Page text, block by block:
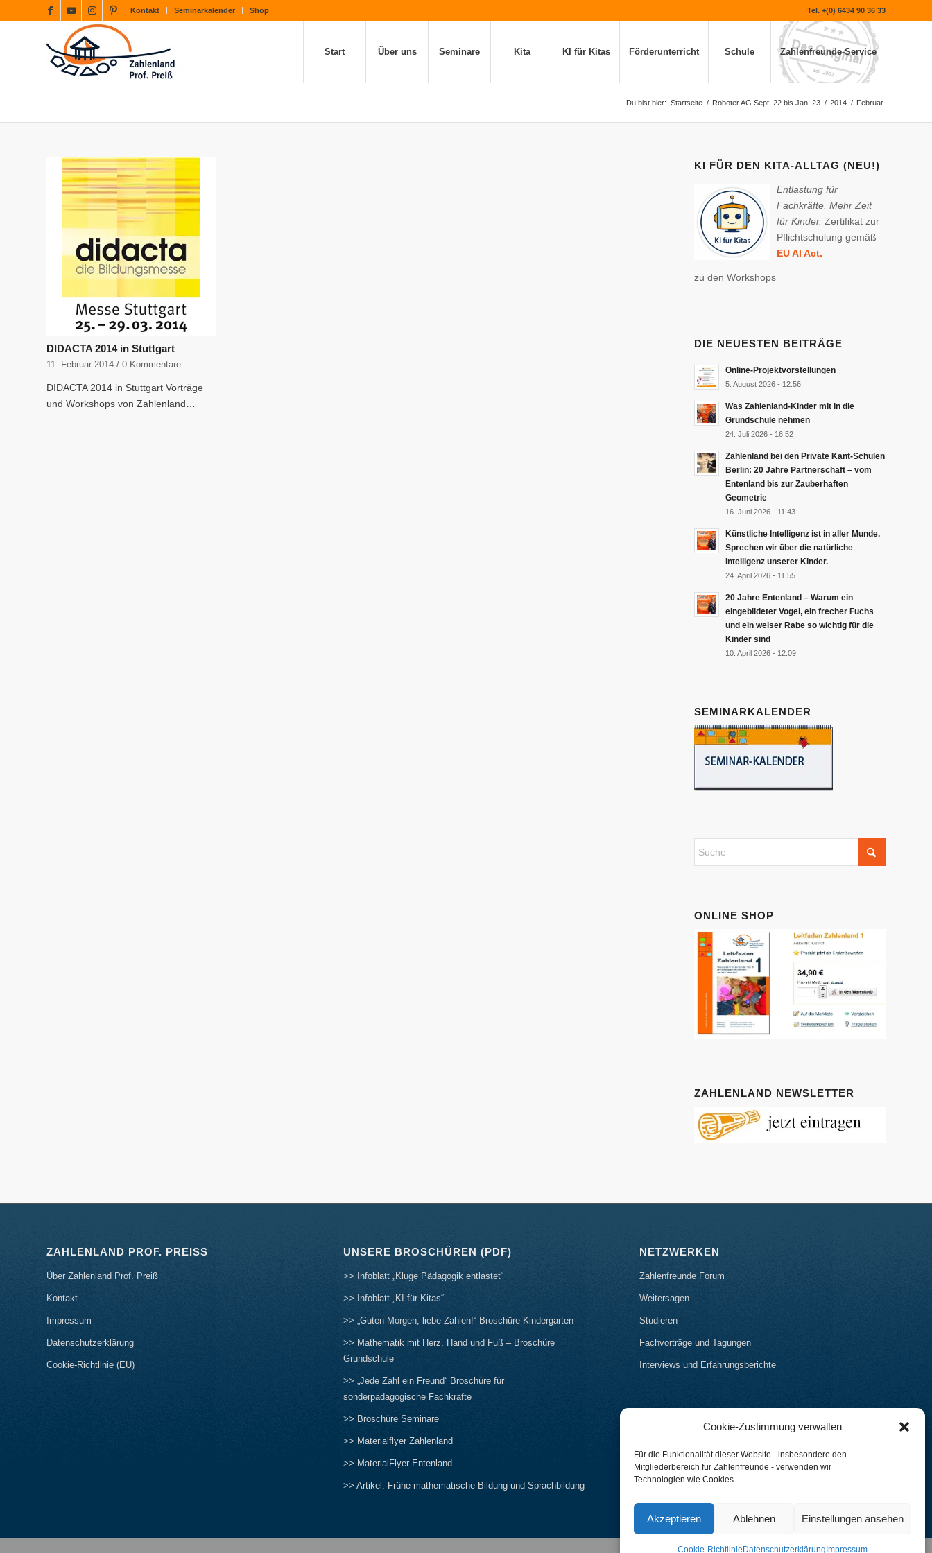
Cookie-Zustimmung verwalten
Für die Funktionalität dieser Website - insbesondere den
Mitgliederbereich für Zahlenfreunde - verwenden wir
Technologien wie Cookies.
Akzeptieren Ablehnen Einstellungen ansehen
Cookie-Richtlinie Datenschutzerklärung Impressum
Kontakt Seminarkalender Shop Tel. +(0) 6434 90 36 33
Start Über uns Seminare Kita KI für Kitas Förderunterricht Schule Zahlenfreunde-Service
Du bist hier: Startseite / Roboter AG Sept. 22 bis Jan. 23 / 2014 / Februar
DIDACTA 2014 in Stuttgart
11. Februar 2014 / 0 Kommentare
DIDACTA 2014 in Stuttgart Vorträge
und Workshops von Zahlenland…
KI FÜR DEN KITA-ALLTAG (NEU!)
Entlastung für
Fachkräfte. Mehr Zeit
für Kinder.Zertifikat zur
Pflichtschulung gemäß
EU AI Act.
zu den Workshops
DIE NEUESTEN BEITRÄGE
Online-Projektvorstellungen
5. August 2026 - 12:56
Was Zahlenland-Kinder mit in die
Grundschule nehmen
24. Juli 2026 - 16:52
Zahlenland bei den Private Kant-Schulen
Berlin: 20 Jahre Partnerschaft – vom
Entenland bis zur Zauberhaften
Geometrie
16. Juni 2026 - 11:43
Künstliche Intelligenz ist in aller Munde.
Sprechen wir über die natürliche
Intelligenz unserer Kinder.
24. April 2026 - 11:55
20 Jahre Entenland – Warum ein
eingebildeter Vogel, ein frecher Fuchs
und ein weiser Rabe so wichtig für die
Kinder sind
10. April 2026 - 12:09
SEMINARKALENDER
ONLINE SHOP
ZAHLENLAND NEWSLETTER
ZAHLENLAND PROF. PREISS
Über Zahlenland Prof. Preiß
Kontakt
Impressum
Datenschutzerklärung
Cookie-Richtlinie (EU)
UNSERE BROSCHÜREN (PDF)
>> Infoblatt „Kluge Pädagogik entlastet“
>> Infoblatt „KI für Kitas“
>> „Guten Morgen, liebe Zahlen!“ Broschüre Kindergarten
>> Mathematik mit Herz, Hand und Fuß – Broschüre
Grundschule
>> „Jede Zahl ein Freund“ Broschüre für
sonderpädagogische Fachkräfte
>> Broschüre Seminare
>> Materialflyer Zahlenland
>> MaterialFlyer Entenland
>> Artikel: Frühe mathematische Bildung und Sprachbildung
NETZWERKEN
Zahlenfreunde Forum
Weitersagen
Studieren
Fachvorträge und Tagungen
Interviews und Erfahrungsberichte